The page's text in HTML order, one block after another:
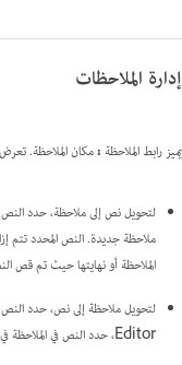
إدارة الملاحظات
يميز رابط الملاحظة مكان الملاحظة.
ملاحظة جديدة. النص المحدد تتم
الملاحظة أو نهايتها حيث تم قص
Editor، حدد النص في الملاحظة في السطر. ثم اختر Type > Notes > Convert To Text.